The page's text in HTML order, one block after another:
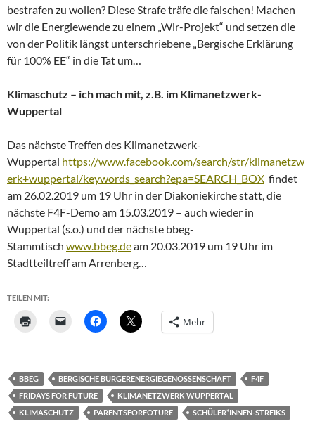
bestrafen zu wollen? Diese Strafe träfe die falschen! Machen
wir die Energiewende zu einem „Wir-Projekt“ und setzen die
von der Politik längst unterschriebene „Bergische Erklärung
für 100% EE“ in die Tat um…
Klimaschutz – ich mach mit, z.B. im Klimanetzwerk-
Wuppertal
Das nächste Treffen des Klimanetzwerk-
Wuppertal https://www.facebook.com/search/str/klimanetzw
erk+wuppertal/keywords_search?epa=SEARCH_BOX findet
am 26.02.2019 um 19 Uhr in der Diakoniekirche statt, die
nächste F4F-Demo am 15.03.2019 – auch wieder in
Wuppertal (s.o.) und der nächste bbeg-
Stammtisch www.bbeg.deam 20.03.2019 um 19 Uhr im
Stadtteiltreff am Arrenberg…
TEILEN MIT:
Mehr
BBEG BERGISCHE BÜRGERENERGIEGENOSSENSCHAFT
F4F
FRIDAYS FOR FUTURE
KLIMANETZWERK WUPPERTAL
KLIMASCHUTZ
PARENTSFORFOTURE SCHÜLER*INNEN-STREIKS